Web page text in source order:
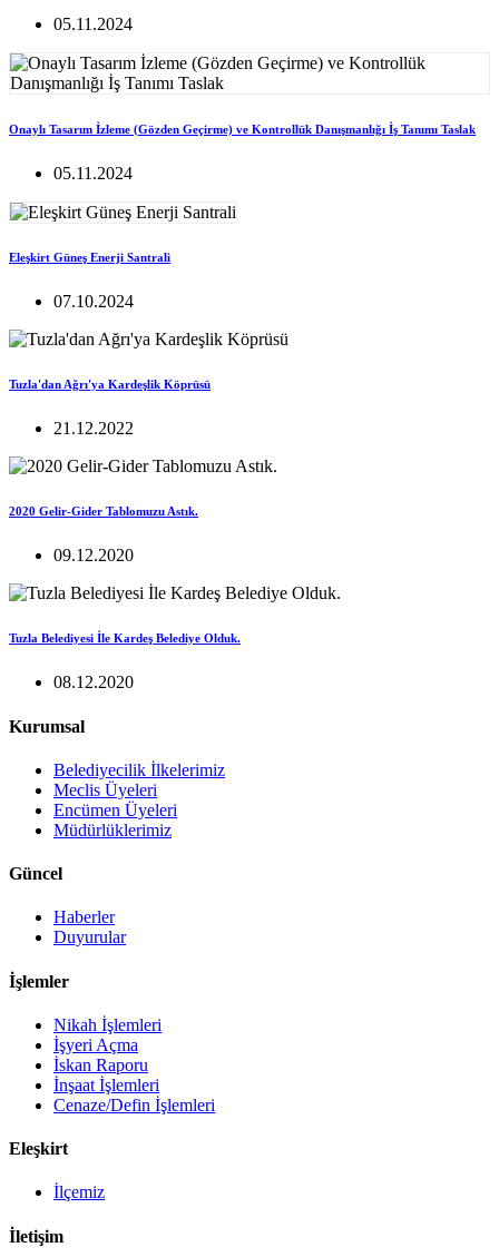
05.11.2024
Onaylı Tasarım İzleme (Gözden Geçirme) ve Kontrollük Danışmanlığı İş Tanımı Taslak
05.11.2024
Eleşkirt Güneş Enerji Santrali
07.10.2024
Tuzla'dan Ağrı'ya Kardeşlik Köprüsü
21.12.2022
2020 Gelir-Gider Tablomuzu Astık.
09.12.2020
Tuzla Belediyesi İle Kardeş Belediye Olduk.
08.12.2020
Kurumsal
Belediyecilik İlkelerimiz
Meclis Üyeleri
Encümen Üyeleri
Müdürlüklerimiz
Güncel
Haberler
Duyurular
İşlemler
Nikah İşlemleri
İşyeri Açma
İskan Raporu
İnşaat İşlemleri
Cenaze/Defin İşlemleri
Eleşkirt
İlçemiz
İletişim